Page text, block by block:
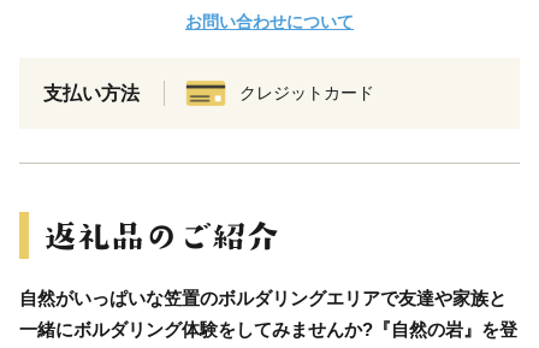
お問い合わせについて
支払い方法 クレジットカード
自然がいっぱいな笠置のボルダリングエリアで友達や家族と
一緒にボルダリング体験をしてみませんか?『自然の岩』を登